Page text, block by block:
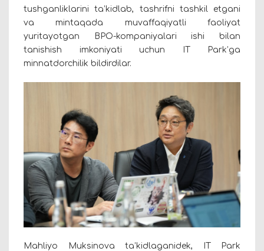
tushganliklarini ta’kidlab, tashrifni tashkil etgani
va mintaqada muvaffaqiyatli faoliyat
yuritayotgan BPO-kompaniyalari ishi bilan
tanishish imkoniyati uchun IT Park’ga
minnatdorchilik bildirdilar.
Mahliyo Muksinova ta’kidlaganidek, IT Park